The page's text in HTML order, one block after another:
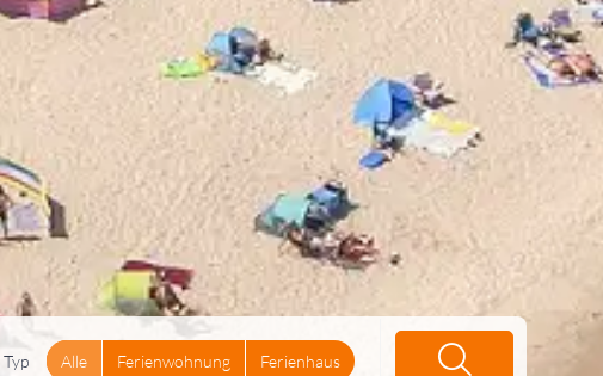
Typ Alle Ferienwohnung Ferienhaus